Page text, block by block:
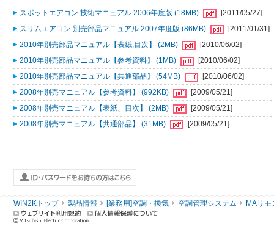
スポットエアコン 技術マニュアル 2006年度版 (18MB)
[2011/05/27]
スリムエアコン 別売部品マニュアル 2007年度版 (86MB)
[2011/01/31]
2010年別売部品マニュアル【表紙,目次】 (2MB)
[2010/06/02]
2010年別売部品マニュアル【参考資料】 (1MB)
[2010/06/02]
2010年別売部品マニュアル【共通部品】 (54MB)
[2010/06/02]
2008年別売マニュアル【参考資料】 (992KB)
[2009/05/21]
2008年別売マニュアル【表紙、目次】 (2MB)
[2009/05/21]
2008年別売マニュアル【共通部品】 (31MB)
[2009/05/21]
WIN2Kトップ 製品情報 [業務用]空調・換気 空調管理システム MAリモ